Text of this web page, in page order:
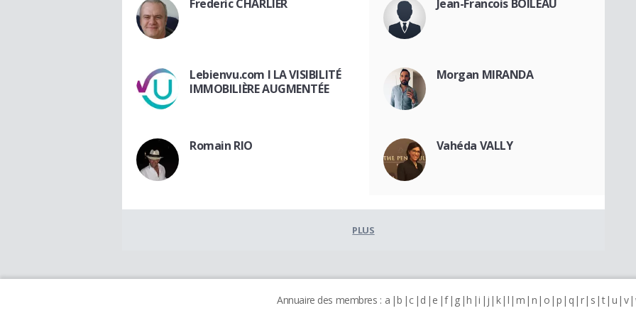
Frederic CHARLIER Jean-Francois BOILEAU
Lebienvu.com I LA VISIBILITÉ
IMMOBILIÈRE AUGMENTÉE
Morgan MIRANDA
Romain RIO Vahéda VALLY
PLUS
Annuaire des membres : a b c d e f g h i j k l m n o p q r s t u v